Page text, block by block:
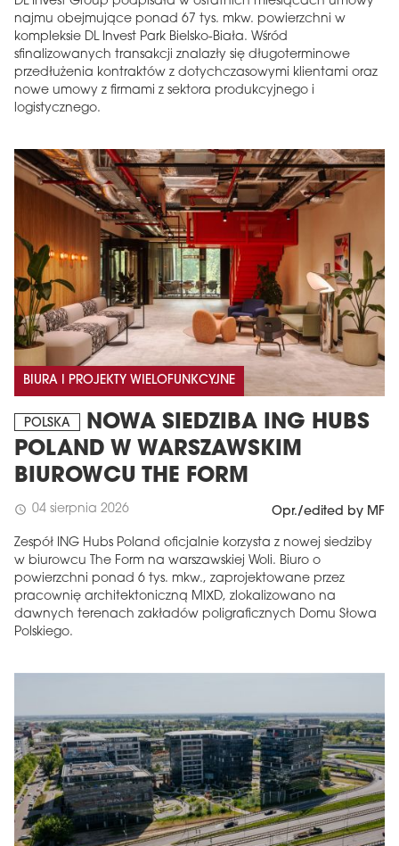
najmu obejmujące ponad 67 tys. mkw. powierzchni w
kompleksie DL Invest Park Bielsko-Biała. Wśród
sfinalizowanych transakcji znalazły się długoterminowe
przedłużenia kontraktów z dotychczasowymi klientami oraz
nowe umowy z firmami z sektora produkcyjnego i
logistycznego.
BIURA I PROJEKTY WIELOFUNKCYJNE
POLSKA
NOWA SIEDZIBA ING HUBS
POLAND W WARSZAWSKIM
BIUROWCU THE FORM
schedule 04 sierpnia 2026 Opr./edited by MF
Zespół ING Hubs Poland oficjalnie korzysta z nowej siedziby
w biurowcu The Form na warszawskiej Woli. Biuro o
powierzchni ponad 6 tys. mkw., zaprojektowane przez
pracownię architektoniczną MIXD, zlokalizowano na
dawnych terenach zakładów poligraficznych Domu Słowa
Polskiego.